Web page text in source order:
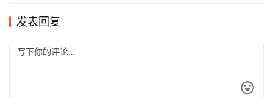
发表回复